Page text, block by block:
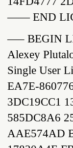
—— END
—– BEGIN
Alexey
Single User
EA7E-
3DC19CC1
585DC8A6
AAE574AD